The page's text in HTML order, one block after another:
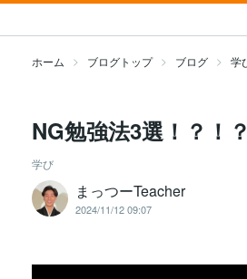
ホーム ブログトップ ブログ 学
NG勉強法3選！？！？
学び
まっつーTeacher
2024/11/12 09:07